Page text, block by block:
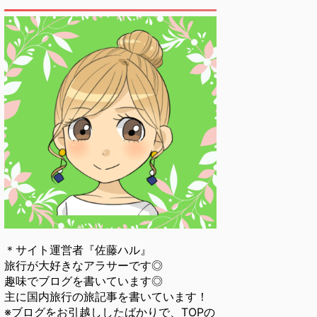
＊サイト運営者『佐藤ハル』
旅行が大好きなアラサーです◎
趣味でブログを書いています◎
主に国内旅行の旅記事を書いています！
※ブログをお引越ししたばかりで、TOPの